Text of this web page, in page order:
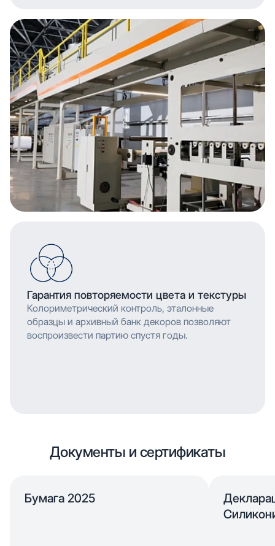
Гарантия повторяемости цвета и текстуры
Колориметрический контроль, эталонные
образцы и архивный банк декоров позволяют
воспроизвести партию спустя годы.
Документы и сертификаты
Бумага 2025